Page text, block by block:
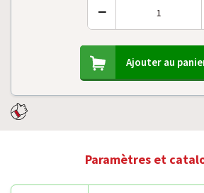
−
Ajouter au
Paramètres et